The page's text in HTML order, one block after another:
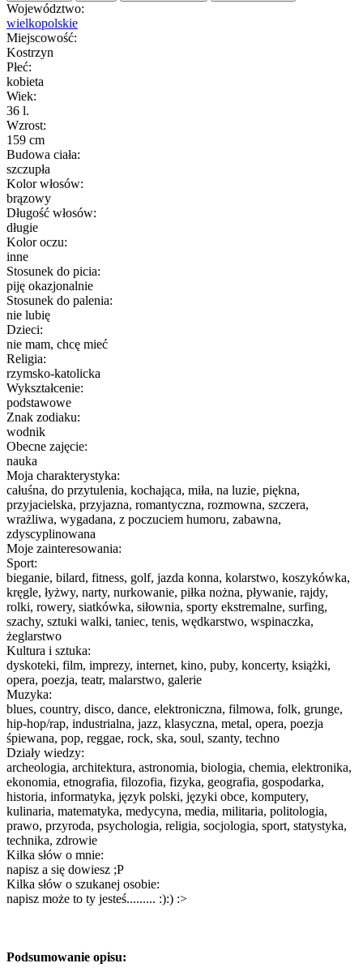
Województwo:
wielkopolskie
Miejscowość:
Kostrzyn
Płeć:
kobieta
Wiek:
36 l.
Wzrost:
159 cm
Budowa ciała:
szczupła
Kolor włosów:
brązowy
Długość włosów:
długie
Kolor oczu:
inne
Stosunek do picia:
piję okazjonalnie
Stosunek do palenia:
nie lubię
Dzieci:
nie mam, chcę mieć
Religia:
rzymsko-katolicka
Wykształcenie:
podstawowe
Znak zodiaku:
wodnik
Obecne zajęcie:
nauka
Moja charakterystyka:
całuśna, do przytulenia, kochająca, miła, na luzie, piękna,
przyjacielska, przyjazna, romantyczna, rozmowna, szczera,
wrażliwa, wygadana, z poczuciem humoru, zabawna,
zdyscyplinowana
Moje zainteresowania:
Sport:
bieganie, bilard, fitness, golf, jazda konna, kolarstwo, koszykówka,
kręgle, łyżwy, narty, nurkowanie, piłka nożna, pływanie, rajdy,
rolki, rowery, siatkówka, siłownia, sporty ekstremalne, surfing,
szachy, sztuki walki, taniec, tenis, wędkarstwo, wspinaczka,
żeglarstwo
Kultura i sztuka:
dyskoteki, film, imprezy, internet, kino, puby, koncerty, książki,
opera, poezja, teatr, malarstwo, galerie
Muzyka:
blues, country, disco, dance, elektroniczna, filmowa, folk, grunge,
hip-hop/rap, industrialna, jazz, klasyczna, metal, opera, poezja
śpiewana, pop, reggae, rock, ska, soul, szanty, techno
Działy wiedzy:
archeologia, architektura, astronomia, biologia, chemia, elektronika,
ekonomia, etnografia, filozofia, fizyka, geografia, gospodarka,
historia, informatyka, język polski, języki obce, komputery,
kulinaria, matematyka, medycyna, media, militaria, politologia,
prawo, przyroda, psychologia, religia, socjologia, sport, statystyka,
technika, zdrowie
Kilka słów o mnie:
napisz a się dowiesz ;P
Kilka słów o szukanej osobie:
napisz może to ty jesteś......... :):) :>
Podsumowanie opisu: